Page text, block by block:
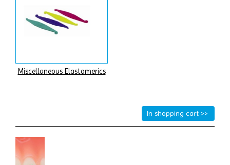
Miscellaneous Elastomerics